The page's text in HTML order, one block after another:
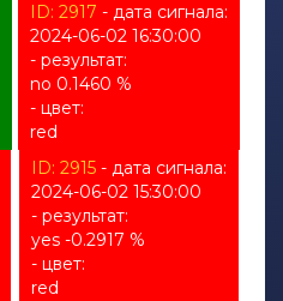
ID: 2917 - дата сигнала:
2024-06-02 16:30:00
- результат:
no 0.1460 %
- цвет:
red
ID: 2915 - дата сигнала:
2024-06-02 15:30:00
- результат:
yes -0.2917 %
- цвет:
red